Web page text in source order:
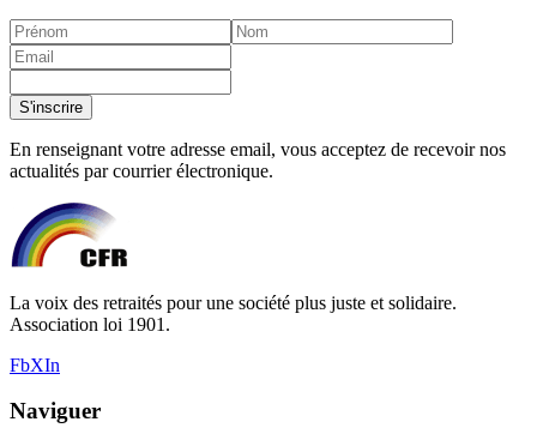
S'inscrire
En renseignant votre adresse email, vous acceptez de recevoir nos
actualités par courrier électronique.
La voix des retraités pour une société plus juste et solidaire.
Association loi 1901.
FbXIn
Naviguer